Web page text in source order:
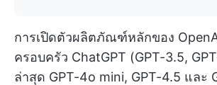
การเปิดตัวผลิตภัณฑ์หลักของ
ครอบครัว ChatGPT (GPT-3.5,
ล่าสุด GPT-4o mini, GPT-4.5 และ